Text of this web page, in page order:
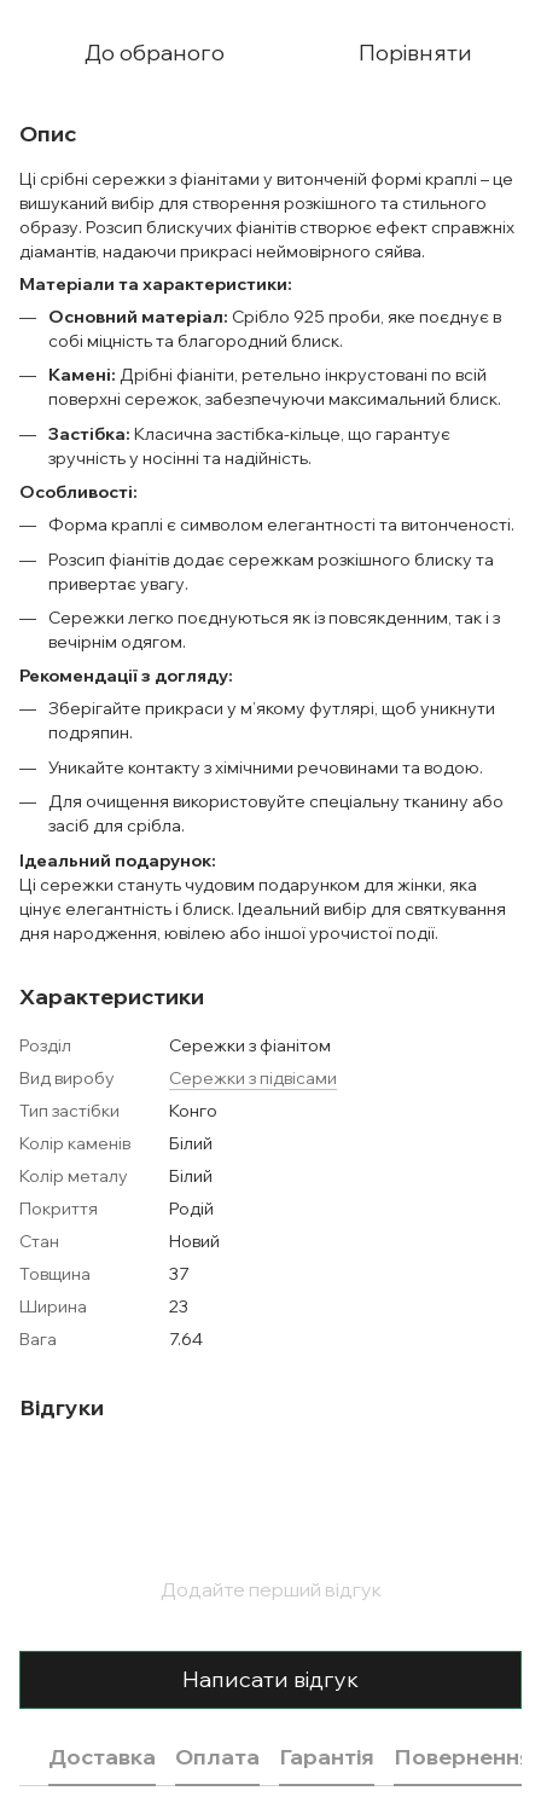
До обраного Порівняти
Опис
Ці срібні сережки з фіанітами у витонченій формі краплі – це
вишуканий вибір для створення розкішного та стильного
образу. Розсип блискучих фіанітів створює ефект справжніх
діамантів, надаючи прикрасі неймовірного сяйва.
Матеріали та характеристики:
Основний матеріал: Срібло 925 проби, яке поєднує в
собі міцність та благородний блиск.
Камені: Дрібні фіаніти, ретельно інкрустовані по всій
поверхні сережок, забезпечуючи максимальний блиск.
Застібка: Класична застібка-кільце, що гарантує
зручність у носінні та надійність.
Особливості:
Форма краплі є символом елегантності та витонченості.
Розсип фіанітів додає сережкам розкішного блиску та
привертає увагу.
Сережки легко поєднуються як із повсякденним, так і з
вечірнім одягом.
Рекомендації з догляду:
Зберігайте прикраси у м’якому футлярі, щоб уникнути
подряпин.
Уникайте контакту з хімічними речовинами та водою.
Для очищення використовуйте спеціальну тканину або
засіб для срібла.
Ідеальний подарунок:
Ці сережки стануть чудовим подарунком для жінки, яка
цінує елегантність і блиск. Ідеальний вибір для святкування
дня народження, ювілею або іншої урочистої події.
Характеристики
Розділ
Сережки з фіанітом
Вид виробу
Сережки з підвісами
Тип застібки
Конго
Колір каменів
Білий
Колір металу
Білий
Покриття
Родій
Стан
Новий
Товщина
37
Ширина
23
Вага
7.64
Відгуки
Додайте перший відгук
Написати відгук
Доставка Оплата Гарантія Повернення